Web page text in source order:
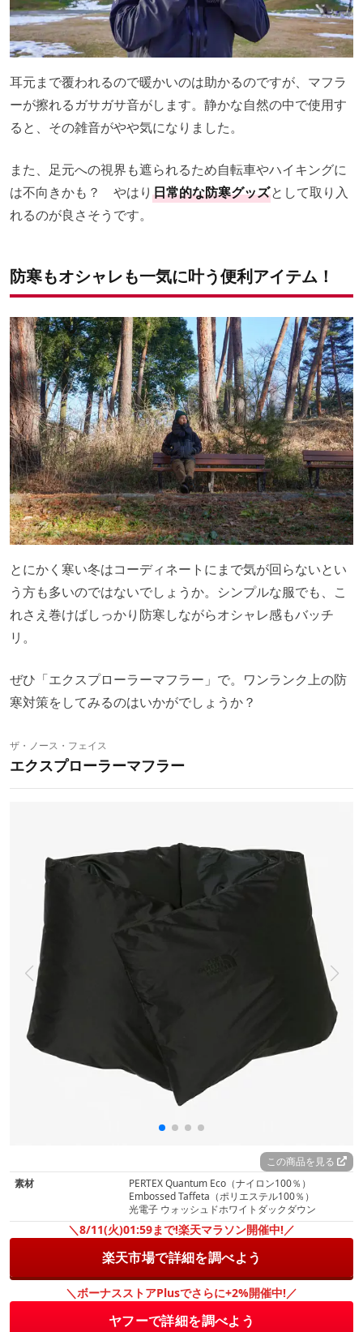
耳元まで覆われるので暖かいのは助かるのですが、マフラ
ーが擦れるガサガサ音がします。静かな自然の中で使用す
ると、その雑音がやや気になりました。
また、足元への視界も遮られるため自転車やハイキングに
は不向きかも？ やはり 日常的な防寒グッズとして取り入
れるのが良さそうです。
防寒もオシャレも一気に叶う便利アイテム！
とにかく寒い冬はコーディネートにまで気が回らないとい
う方も多いのではないでしょうか。シンプルな服でも、こ
れさえ巻けばしっかり防寒しながらオシャレ感もバッチ
リ。
ぜひ「エクスプローラーマフラー」で。ワンランク上の防
寒対策をしてみるのはいかがでしょうか？
ザ・ノース・フェイス
エクスプローラーマフラー
この商品を見る
素材
PERTEX Quantum Eco（ナイロン100％）
Embossed Taffeta（ポリエステル100％）
光電子 ウォッシュドホワイトダックダウン
＼8/11(火)01:59まで!楽天マラソン開催中!／
楽天市場で詳細を調べよう
＼ボーナスストアPlusでさらに+2%開催中!／
ヤフーで詳細を調べよう